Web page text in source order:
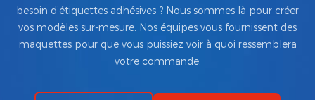
besoin d’étiquettes adhésives ? Nous sommes là pour créer
vos modèles sur-mesure. Nos équipes vous fournissent des
maquettes pour que vous puissiez voir à quoi ressemblera
votre commande.